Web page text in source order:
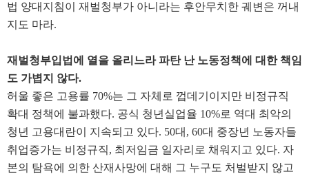
법 양대지침이 재벌청부가 아니라는 후안무치한 궤변은 꺼내
지도 마라.
재벌청부입법에 열을 올리느라 파탄 난 노동정책에 대한 책임
도 가볍지 않다.
허울 좋은 고용률 70%는 그 자체로 껍데기이지만 비정규직
확대 정책에 불과했다. 공식 청년실업율 10%로 역대 최악의
청년 고용대란이 지속되고 있다. 50대 , 60대 중장년 노동자들
취업증가는 비정규직, 최저임금 일자리로 채워지고 있다. 자
본의 탐욕에 의한 산재사망에 대해 그 누구도 처벌받지 않고